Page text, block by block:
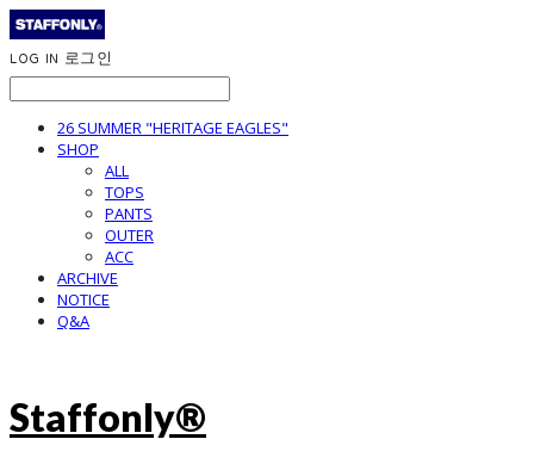
LOG IN 로그인
26 SUMMER "HERITAGE EAGLES"
SHOP
ALL
TOPS
PANTS
OUTER
ACC
ARCHIVE
NOTICE
Q&A
Staffonly®